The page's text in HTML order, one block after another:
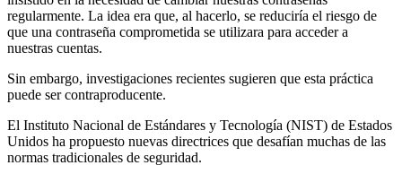
regularmente. La idea era que, al hacerlo, se reduciría el riesgo de
que una contraseña comprometida se utilizara para acceder a
nuestras cuentas.
Sin embargo, investigaciones recientes sugieren que esta práctica
puede ser contraproducente.
El Instituto Nacional de Estándares y Tecnología (NIST) de Estados
Unidos ha propuesto nuevas directrices que desafían muchas de las
normas tradicionales de seguridad.